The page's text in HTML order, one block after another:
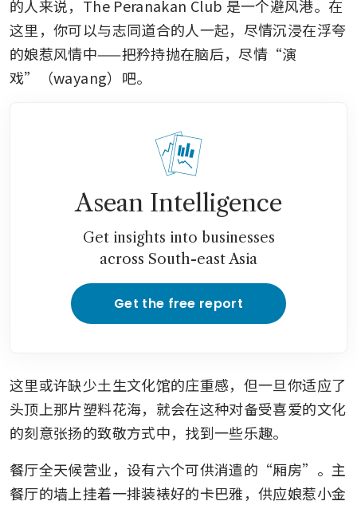
的人来说，The Peranakan Club 是一个避风港。在
这里，你可以与志同道合的人一起，尽情沉浸在浮夸
的娘惹风情中——把矜持抛在脑后，尽情“演
戏”（wayang）吧。
Asean Intelligence
Get insights into businesses
across South-east Asia
Get the free report
这里或许缺少土生文化馆的庄重感，但一旦你适应了
头顶上那片塑料花海，就会在这种对备受喜爱的文化
的刻意张扬的致敬方式中，找到一些乐趣。
餐厅全天候营业，设有六个可供消遣的“厢房”。主
餐厅的墙上挂着一排装裱好的卡巴雅，供应娘惹小金